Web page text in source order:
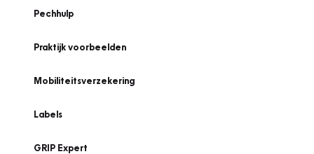
Pechhulp
Praktijk voorbeelden
Mobiliteitsverzekering
Labels
GRIP Expert